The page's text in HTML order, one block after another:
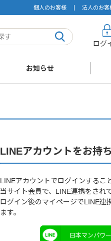
個人のお客様 法人のお客
ログ
お知らせ
LINEアカウントをお持
LINEアカウントでログインするこ
当サイト会員で、LINE連携をされ
ログイン後のマイページでLINE連
ます。
日本マンパワ